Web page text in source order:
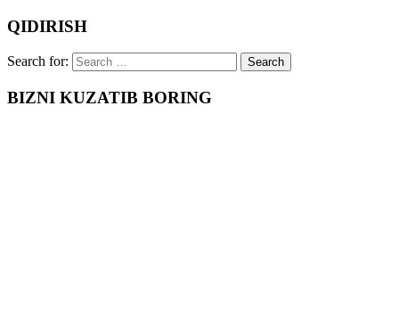
QIDIRISH
Search for:
BIZNI KUZATIB BORING